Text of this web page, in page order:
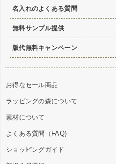
名入れのよくある質問
無料サンプル提供
版代無料キャンペーン
お得なセール商品
ラッピングの森について
素材について
よくある質問（FAQ)
ショッピングガイド